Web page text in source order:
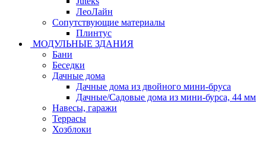
ЛеоЛайн
Сопутствующие материалы
Плинтус
МОДУЛЬНЫЕ ЗДАНИЯ
Бани
Беседки
Дачные дома
Дачные дома из двойного мини-бруса
Дачные/Садовые дома из мини-бурса, 44 мм
Навесы, гаражи
Террасы
Хозблоки